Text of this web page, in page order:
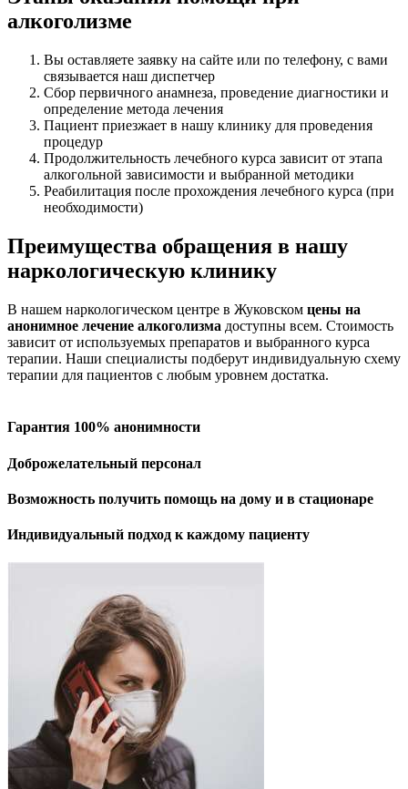
алкоголизме
Вы оставляете заявку на сайте или по телефону, с вами
связывается наш диспетчер
Сбор первичного анамнеза, проведение диагностики и
определение метода лечения
Пациент приезжает в нашу клинику для проведения
процедур
Продолжительность лечебного курса зависит от этапа
алкогольной зависимости и выбранной методики
Реабилитация после прохождения лечебного курса (при
необходимости)
Преимущества обращения в нашу
наркологическую клинику
В нашем наркологическом центре в Жуковском цены на
анонимное лечение алкоголизма доступны всем. Стоимость
зависит от используемых препаратов и выбранного курса
терапии. Наши специалисты подберут индивидуальную схему
терапии для пациентов с любым уровнем достатка.
Гарантия 100% анонимности
Доброжелательный персонал
Возможность получить помощь на дому и в стационаре
Индивидуальный подход к каждому пациенту